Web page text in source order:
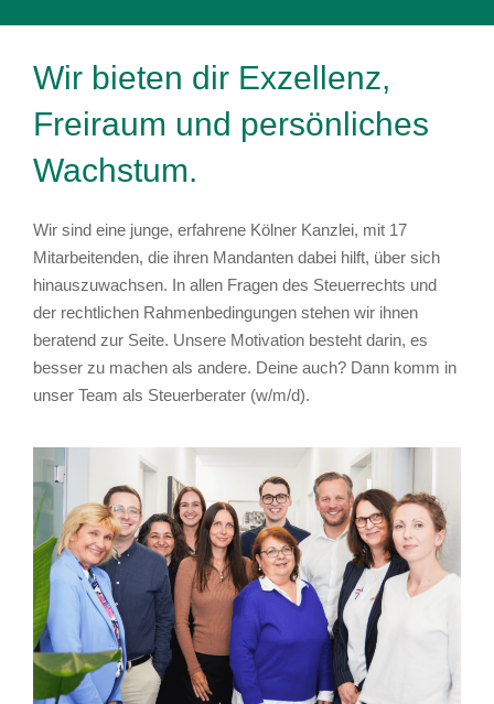
Wir bieten dir Exzellenz,
Freiraum und persönliches
Wachstum.
Wir sind eine junge, erfahrene Kölner Kanzlei, mit 17
Mitarbeitenden, die ihren Mandanten dabei hilft, über sich
hinauszuwachsen. In allen Fragen des Steuerrechts und
der rechtlichen Rahmenbedingungen stehen wir ihnen
beratend zur Seite. Unsere Motivation besteht darin, es
besser zu machen als andere. Deine auch? Dann komm in
unser Team als Steuerberater (w/m/d).